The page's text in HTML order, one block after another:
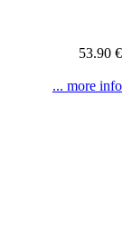
53.90 €
... more info